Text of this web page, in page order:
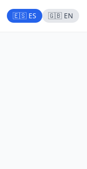
🇪🇸 ES 🇬🇧 EN